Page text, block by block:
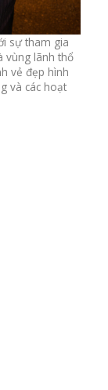
sự tham gia
vùng lãnh thổ
vẻ đẹp hình
và các hoạt